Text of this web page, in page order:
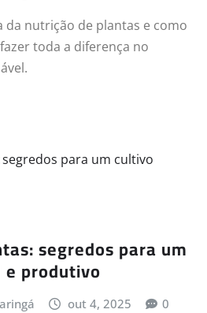
nutrição de plantas e como
toda a diferença no
segredos para um
produtivo
out 4, 2025 0